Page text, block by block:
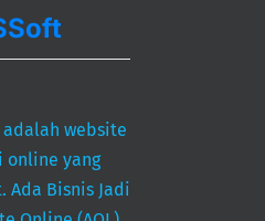
adalah website
online yang
Ada Bisnis Jadi